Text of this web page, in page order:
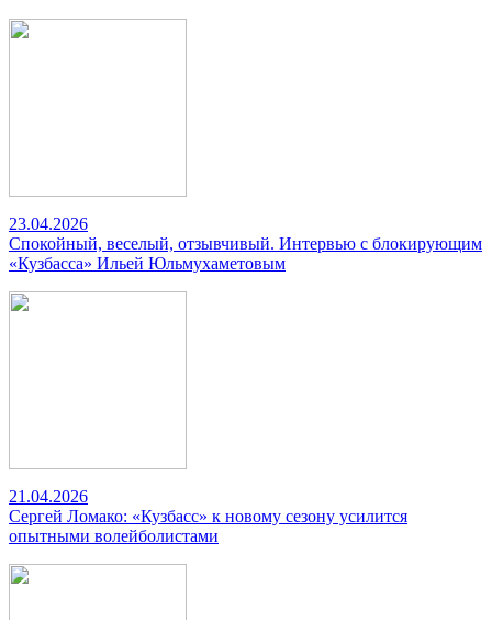
23.04.2026
Спокойный, веселый, отзывчивый. Интервью с блокирующим
«Кузбасса» Ильей Юльмухаметовым
21.04.2026
Сергей Ломако: «Кузбасс» к новому сезону усилится
опытными волейболистами